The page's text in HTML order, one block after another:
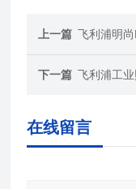
上一篇 飞利浦明
下一篇 飞利浦工
在线留言